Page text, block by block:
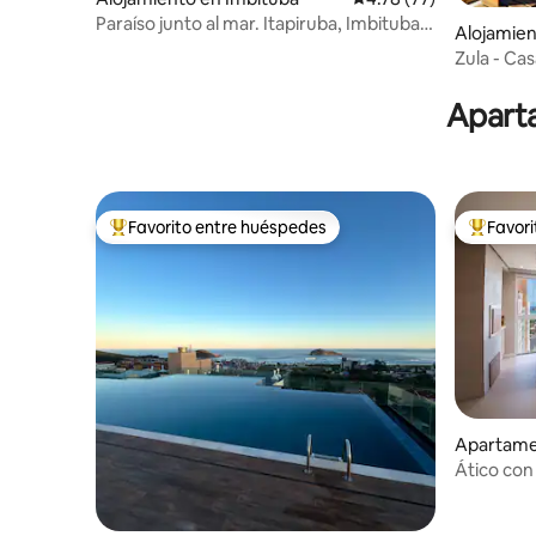
Paraíso junto al mar. Itapiruba, Imbituba-
Zula -
Favorito entre huéspedes preferido
Favorito entre huéspedes
Ático con